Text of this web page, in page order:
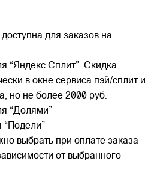
для заказов на
“Яндекс Сплит”. Скидка
в окне сервиса пэй/сплит и
но не более 2000 руб.
“Долями”
“Подели”
выбрать при оплате заказа —
от выбранного